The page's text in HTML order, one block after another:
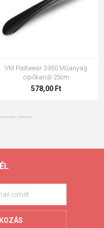
VM Footwear 3950 Műanyag
cipőkanál 25cm
578,00 Ft